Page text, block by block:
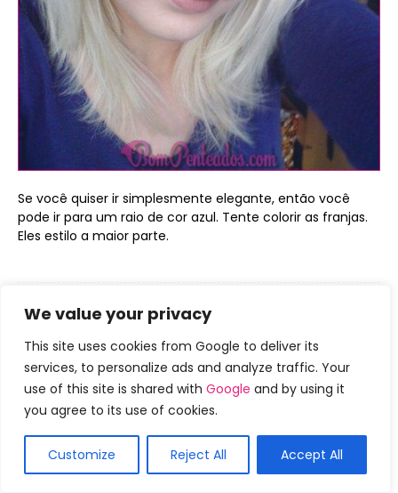
We value your privacy
This site uses cookies from Google to deliver its
services, to personalize ads and analyze traffic. Your
use of this site is shared with Google and by using it
you agree to its use of cookies.
Customize Reject All Accept All
Se você quiser ir simplesmente elegante, então você
pode ir para um raio de cor azul. Tente colorir as franjas.
Eles estilo a maior parte.
15 cortes de cabelo Shag
encaracolados para curtas ondas
de comprimento médio